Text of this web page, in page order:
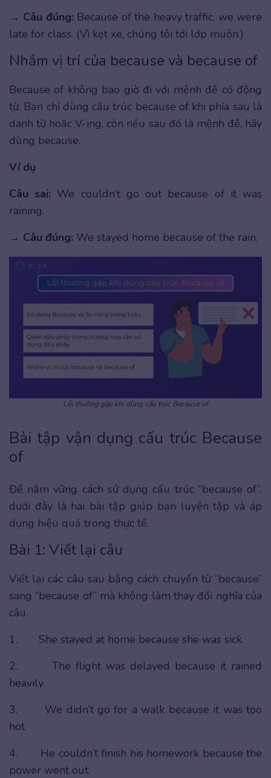
→ Câu đúng: Because of the heavy traffic, we were
late for class. (Vì kẹt xe, chúng tôi tới lớp muộn.)
Nhầm vị trí của because và because of
Because of không bao giờ đi với mệnh đề có động
từ. Bạn chỉ dùng cấu trúc because of khi phía sau là
danh từ hoặc V-ing, còn nếu sau đó là mệnh đề, hãy
dùng because.
Ví dụ
Câu sai: We couldn’t go out because of it was
raining.
→ Câu đúng: We stayed home because of the rain.
Lỗi thường gặp khi dùng cấu trúc Because of
Bài tập vận dụng cấu trúc Because
of
Để nắm vững cách sử dụng cấu trúc “because of”,
dưới đây là hai bài tập giúp bạn luyện tập và áp
dụng hiệu quả trong thực tế.
Bài 1: Viết lại câu
Viết lại các câu sau bằng cách chuyển từ “because”
sang “because of” mà không làm thay đổi nghĩa của
câu.
1. She stayed at home because she was sick.
2. The flight was delayed because it rained
heavily.
3. We didn’t go for a walk because it was too
hot.
4. He couldn’t finish his homework because the
power went out.